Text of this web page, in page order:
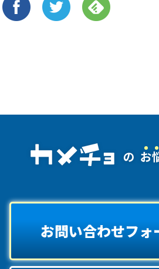
お問い合わせフォ